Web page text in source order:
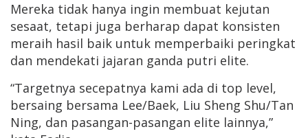
Mereka tidak hanya ingin membuat kejutan
sesaat, tetapi juga berharap dapat konsisten
meraih hasil baik untuk memperbaiki peringkat
dan mendekati jajaran ganda putri elite.
“Targetnya secepatnya kami ada di top level,
bersaing bersama Lee/Baek, Liu Sheng Shu/Tan
Ning, dan pasangan-pasangan elite lainnya,”